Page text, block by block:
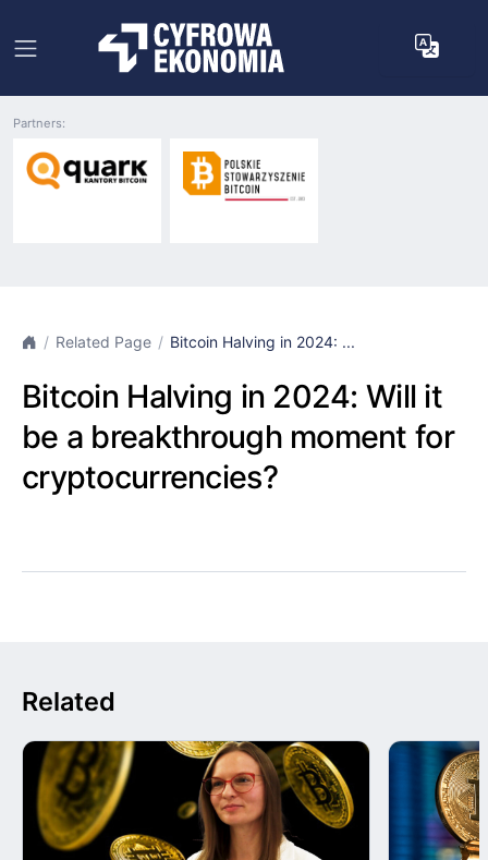
Partners:
Related Page Bitcoin Halving in 2024: ...
Bitcoin Halving in 2024: Will it
be a breakthrough moment for
cryptocurrencies?
Related